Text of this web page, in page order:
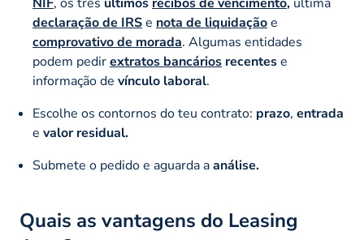
declaração de IRSe nota de liquidaçãoe
comprovativo de morada. Algumas entidades
podem pedirextratos bancários recentese
informação de vínculo laboral.
Escolhe os contornos do teu contrato: prazo, entrada
e valor residual.
Submete o pedido e aguarda aanálise.
Quais as vantagens do Leasing